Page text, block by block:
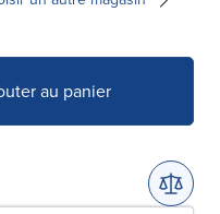
au panier